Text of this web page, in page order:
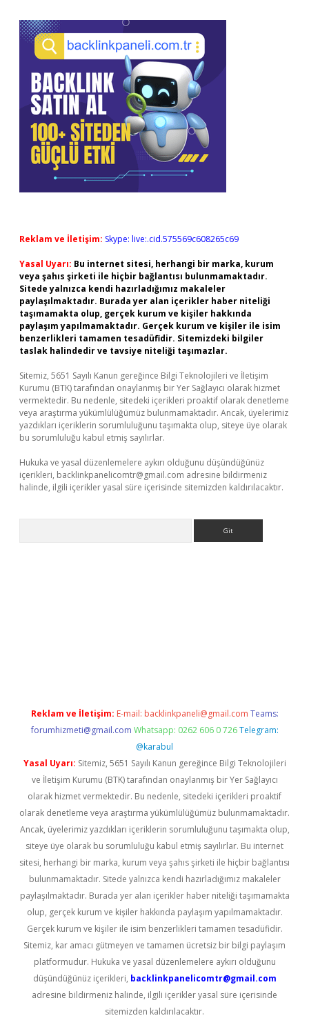
Reklam ve İletişim: Skype: live:.cid.575569c608265c69
Yasal Uyarı: Bu internet sitesi, herhangi bir marka, kurum
veya şahıs şirketi ile hiçbir bağlantısı bulunmamaktadır.
Sitede yalnızca kendi hazırladığımız makaleler
paylaşılmaktadır. Burada yer alan içerikler haber niteliği
taşımamakta olup, gerçek kurum ve kişiler hakkında
paylaşım yapılmamaktadır. Gerçek kurum ve kişiler ile isim
benzerlikleri tamamen tesadüfidir. Sitemizdeki bilgiler
taslak halindedir ve tavsiye niteliği taşımazlar.
Sitemiz, 5651 Sayılı Kanun gereğince Bilgi Teknolojileri ve İletişim
Kurumu (BTK) tarafından onaylanmış bir Yer Sağlayıcı olarak hizmet
vermektedir. Bu nedenle, sitedeki içerikleri proaktif olarak denetleme
veya araştırma yükümlülüğümüz bulunmamaktadır. Ancak, üyelerimiz
yazdıkları içeriklerin sorumluluğunu taşımakta olup, siteye üye olarak
bu sorumluluğu kabul etmiş sayılırlar.
Hukuka ve yasal düzenlemelere aykırı olduğunu düşündüğünüz
içerikleri, backlinkpanelicomtr@gmail.com adresine bildirmeniz
halinde, ilgili içerikler yasal süre içerisinde sitemizden kaldırılacaktır.
Reklam ve İletişim: E-mail: backlinkpaneli@gmail.com Teams:
forumhizmeti@gmail.com Whatsapp: 0262 606 0 726 Telegram:
@karabul
Yasal Uyarı: Sitemiz, 5651 Sayılı Kanun gereğince Bilgi Teknolojileri
ve İletişim Kurumu (BTK) tarafından onaylanmış bir Yer Sağlayıcı
olarak hizmet vermektedir. Bu nedenle, sitedeki içerikleri proaktif
olarak denetleme veya araştırma yükümlülüğümüz bulunmamaktadır.
Ancak, üyelerimiz yazdıkları içeriklerin sorumluluğunu taşımakta olup,
siteye üye olarak bu sorumluluğu kabul etmiş sayılırlar. Bu internet
sitesi, herhangi bir marka, kurum veya şahıs şirketi ile hiçbir bağlantısı
bulunmamaktadır. Sitede yalnızca kendi hazırladığımız makaleler
paylaşılmaktadır. Burada yer alan içerikler haber niteliği taşımamakta
olup, gerçek kurum ve kişiler hakkında paylaşım yapılmamaktadır.
Gerçek kurum ve kişiler ile isim benzerlikleri tamamen tesadüfidir.
Sitemiz, kar amacı gütmeyen ve tamamen ücretsiz bir bilgi paylaşım
platformudur. Hukuka ve yasal düzenlemelere aykırı olduğunu
düşündüğünüz içerikleri, backlinkpanelicomtr@gmail.com
adresine bildirmeniz halinde, ilgili içerikler yasal süre içerisinde
sitemizden kaldırılacaktır.